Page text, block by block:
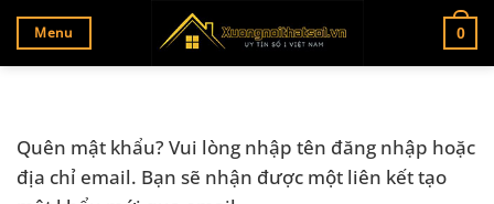
Bỏ
qua
nội
Menu 0
Quên mật khẩu? Vui lòng nhập tên đăng nhập hoặc
địa chỉ email. Bạn sẽ nhận được một liên kết tạo